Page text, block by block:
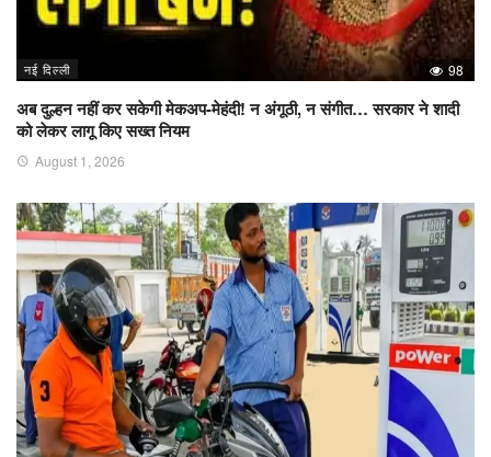
नई दिल्ली 98
अब दुल्हन नहीं कर सकेगी मेकअप-मेहंदी! न अंगूठी, न संगीत… सरकार ने शादी
को लेकर लागू किए सख्त नियम
August 1, 2026